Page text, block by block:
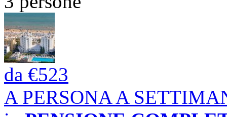
da €523
A PERSONA A